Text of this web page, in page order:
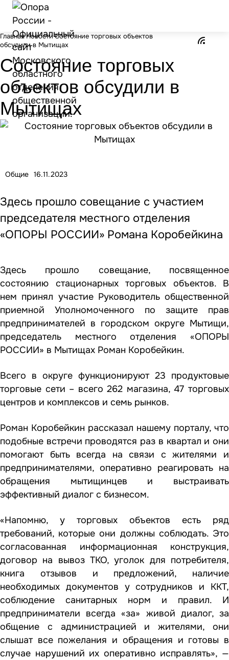
Главная Новости Состояние торговых объектов
обсудили в Мытищах
Состояние торговых
объектов обсудили в
Мытищах
Общие 16.11.2023
Здесь прошло совещание с участием
председателя местного отделения
«ОПОРЫ РОССИИ» Романа Коробейкина
Здесь прошло совещание, посвященное
состоянию стационарных торговых объектов. В
нем принял участие Руководитель общественной
приемной Уполномоченного по защите прав
предпринимателей в городском округе Мытищи,
председатель местного отделения «ОПОРЫ
РОССИИ» в Мытищах Роман Коробейкин.
Всего в округе функционируют 23 продуктовые
торговые сети – всего 262 магазина, 47 торговых
центров и комплексов и семь рынков.
Роман Коробейкин рассказал нашему порталу, что
подобные встречи проводятся раз в квартал и они
помогают быть всегда на связи с жителями и
предпринимателями, оперативно реагировать на
обращения мытищинцев и выстраивать
эффективный диалог с бизнесом.
«Напомню, у торговых объектов есть ряд
требований, которые они должны соблюдать. Это
согласованная информационная конструкция,
договор на вывоз ТКО, уголок для потребителя,
книга отзывов и предложений, наличие
необходимых документов у сотрудников и ККТ,
соблюдение санитарных норм и правил. И
предприниматели всегда «за» живой диалог, за
общение с администрацией и жителями, они
слышат все пожелания и обращения и готовы в
случае нарушений их оперативно исправлять», —